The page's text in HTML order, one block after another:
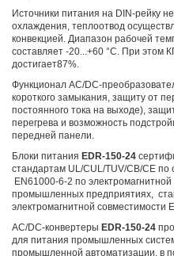
Источники питания на DIN-рейку
охлаждения, теплоотвод
конвекцией. Диапазон рабочей
составляет -20...+60 °С. При этом
достигает87%.
Функционал AC/DC-
короткого замыкания, защиту от
постоянного тока на выходе),
перегрева и возможность
передней панели.
Блоки питания EDR-150-24
стандартам UL/CUL/TUV/CB/CE
EN61000-6-2 по электромагнитной
промышленных предприятиях,
электромагнитной совместимости
AC/DC-конвертеры EDR-150-24
для питания промышленных
промышленной автоматизации, в